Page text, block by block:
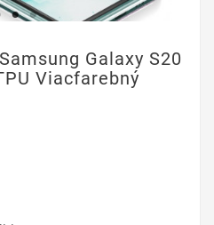
Galaxy S20
Viacfarebný